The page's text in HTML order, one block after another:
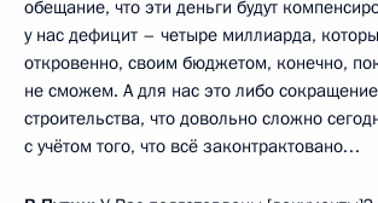
обещание, что эти деньги будут
у нас дефицит – четыре миллиарда,
откровенно, своим бюджетом, конечно,
не сможем. А для нас это либо
строительства, что довольно сложно
с учётом того, что всё законтрактовано…